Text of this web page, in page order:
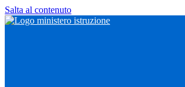
Salta al contenuto